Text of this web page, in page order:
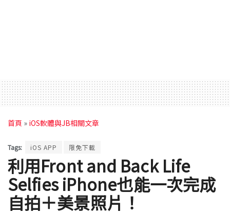
首頁 » iOS軟體與JB相關文章
Tags: iOS APP 限免下載
利用Front and Back Life
Selfies iPhone也能一次完成
自拍＋美景照片！